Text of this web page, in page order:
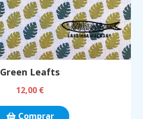
Green Leafts
12,00 €
Comprar